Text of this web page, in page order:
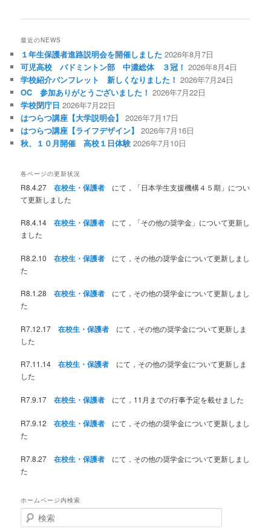
最近のNEWS
１年生保護者進路説明会を開催しました 2026年8月7日
可児高校 バドミントン部 中濃総体 ３冠！ 2026年8月4日
学校紹介パンフレット 新しくなりました！ 2026年7月24日
OC 参加ありがとうございました！ 2026年7月22日
学校閉庁日 2026年7月22日
はつらつ講座【大学説明会】 2026年7月17日
はつらつ講座【ライフデザイン】 2026年7月16日
秋、１０月開催 高校１日体験 2026年7月10日
各ページの更新状況
R8.4.27在校生・保護者 にて，「日本学生支援機構４５期」につい
て更新しました
R8.4.14在校生・保護者 にて，「その他の奨学金」について更新し
ました
R8.2.10在校生・保護者 にて，その他の奨学金について更新しまし
た
R8.1.28在校生・保護者 にて，その他の奨学金について更新しまし
た
R7.12.17在校生・保護者 にて，その他の奨学金について更新しま
した
R7.11.14在校生・保護者 にて，その他の奨学金について更新しま
した
R7.9.17在校生・保護者 にて，11月までの行事予定を載せました
R7.9.12在校生・保護者 にて，その他の奨学金について更新しまし
た
R7.8.27在校生・保護者 にて，その他の奨学金について更新しまし
た
ホームページ内検索
検
索